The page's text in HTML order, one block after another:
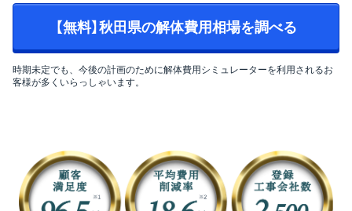
【無料】秋田県の解体費用相場を調べる
時期未定でも、今後の計画のために解体費用シミュレーターを利用されるお
客様が多くいらっしゃいます。